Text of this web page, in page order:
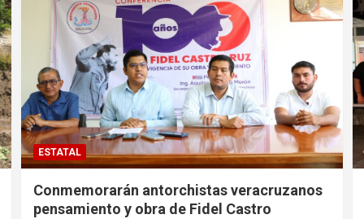
ESTATAL
Conmemorarán antorchistas veracruzanos
pensamiento y obra de Fidel Castro